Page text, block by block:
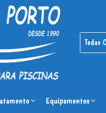
Equipamentos